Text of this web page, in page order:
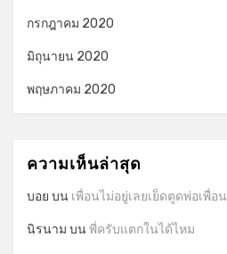
กรกฎาคม 2020
มิถุนายน 2020
พฤษภาคม 2020
ความเห็นล่าสุด
บอย บน เพื่อนไม่อยู่เลยเย็ดตูดพ่อเพื่อน
นิรนาม บนพี่ครับแตกในได้ไหม